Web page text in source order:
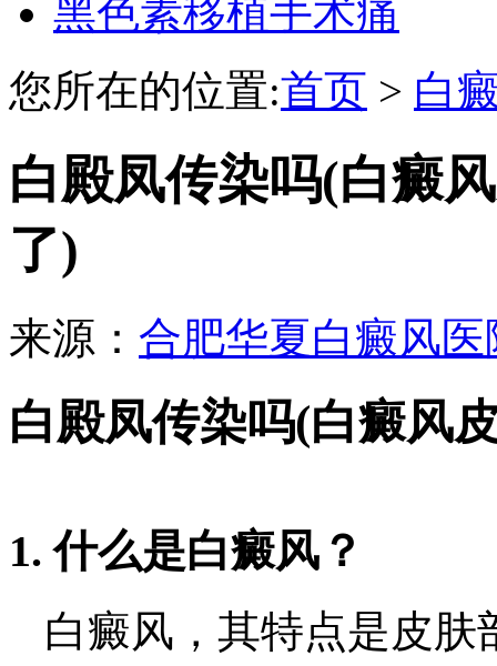
黑色素移植手术痛
您所在的位置:首页 > 白
白殿凤传染吗(白癜
了)
来源： 合肥华夏白癜风医
白殿凤传染吗(白癜风
1. 什么是白癜风？
白癜风，其特点是皮